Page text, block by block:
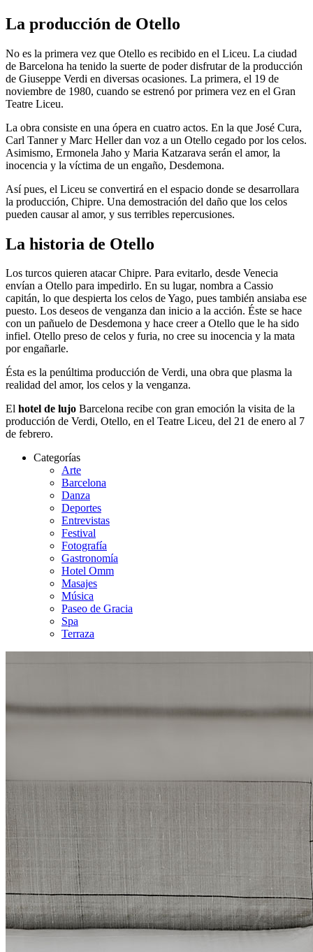
La producción de Otello
No es la primera vez que Otello es recibido en el Liceu. La ciudad
de Barcelona ha tenido la suerte de poder disfrutar de la producción
de Giuseppe Verdi en diversas ocasiones. La primera, el 19 de
noviembre de 1980, cuando se estrenó por primera vez en el Gran
Teatre Liceu.
La obra consiste en una ópera en cuatro actos. En la que José Cura,
Carl Tanner y Marc Heller dan voz a un Otello cegado por los celos.
Asimismo, Ermonela Jaho y Maria Katzarava serán el amor, la
inocencia y la víctima de un engaño, Desdemona.
Así pues, el Liceu se convertirá en el espacio donde se desarrollara
la producción, Chipre. Una demostración del daño que los celos
pueden causar al amor, y sus terribles repercusiones.
La historia de Otello
Los turcos quieren atacar Chipre. Para evitarlo, desde Venecia
envían a Otello para impedirlo. En su lugar, nombra a Cassio
capitán, lo que despierta los celos de Yago, pues también ansiaba ese
puesto. Los deseos de venganza dan inicio a la acción. Éste se hace
con un pañuelo de Desdemona y hace creer a Otello que le ha sido
infiel. Otello preso de celos y furia, no cree su inocencia y la mata
por engañarle.
Ésta es la penúltima producción de Verdi, una obra que plasma la
realidad del amor, los celos y la venganza.
El hotel de lujo Barcelona recibe con gran emoción la visita de la
producción de Verdi, Otello, en el Teatre Liceu, del 21 de enero al 7
de febrero.
Categorías
Arte
Barcelona
Danza
Deportes
Entrevistas
Festival
Fotografía
Gastronomía
Hotel Omm
Masajes
Música
Paseo de Gracia
Spa
Terraza